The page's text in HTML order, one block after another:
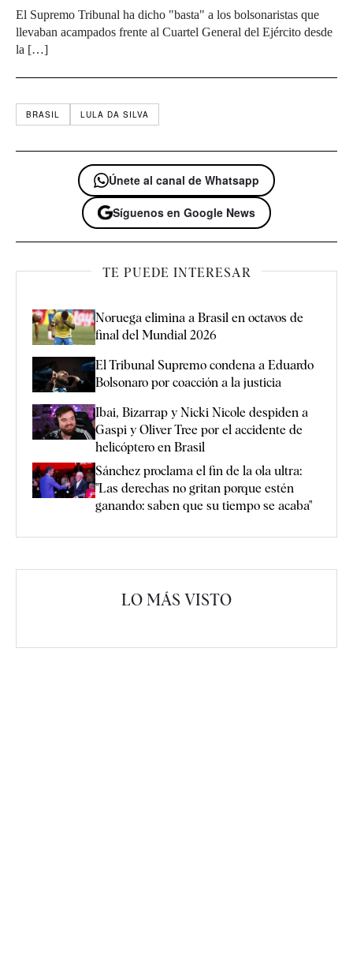
El Supremo Tribunal ha dicho "basta" a los bolsonaristas que
llevaban acampados frente al Cuartel General del Ejército desde
la […]
BRASIL LULA DA SILVA
Únete al canal de Whatsapp
Síguenos en Google News
TE PUEDE INTERESAR
Noruega elimina a Brasil en octavos de
final del Mundial 2026
El Tribunal Supremo condena a Eduardo
Bolsonaro por coacción a la justicia
Ibai, Bizarrap y Nicki Nicole despiden a
Gaspi y Oliver Tree por el accidente de
helicóptero en Brasil
Sánchez proclama el fin de la ola ultra:
"Las derechas no gritan porque estén
ganando: saben que su tiempo se acaba"
LO MÁS VISTO